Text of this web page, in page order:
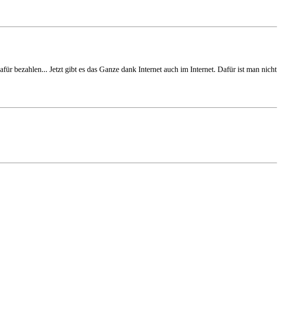
bezahlen... Jetzt gibt es das Ganze dank Internet auch im Internet. Dafür ist man nicht